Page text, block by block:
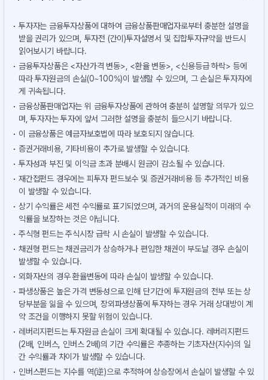
투자자는 금융투자상품에 대하여 금융상품판매업자로부터 충분한 설명을
받을 권리가 있으며, 투자전 (간이)투자설명서 및 집합투자규약을 반드시
읽어보시기 바랍니다.
금융투자상품은 <자산가격 변동>, <환율 변동>, <신용등급 하락> 등에
따라 투자원금의 손실(0~100%)이 발생할 수 있으며, 그 손실은 투자자에
게 귀속됩니다.
금융상품판매업자는 위 금융투자상품에 관하여 충분히 설명할 의무가 있으
며, 투자자는 투자에 앞서 그러한 설명을 충분히 들으시기 바랍니다.
이 금융상품은 예금자보호법에 따라 보호되지 않습니다.
증권거래비용, 기타비용이 추가로 발생할 수 있습니다.
투자성과 부진 및 이익금 초과 분배시 원금이 감소될 수 있습니다.
재간접펀드 경우에는 피투자 펀드보수 및 증권거래비용 등 추가적인 비용
이 발생할 수 있습니다.
상기 수익률은 세전 수익률로 표기되었으며, 과거의 운용실적이 미래의 수
익률을 보장하는 것은 아닙니다.
주식형 펀드는 주식시장 급락 시 손실이 발생할 수 있습니다.
채권형 펀드는 채권금리가 상승하거나 편입한 채권이 부도날 경우 손실이
발생할 수 있습니다.
외화자산의 경우 환율변동에 따라 손실이 발생할 수 있습니다.
파생상품은 높은 가격 변동성으로 인해 단기간에 투자원금의 전부 또는 상
당부분을 잃을 수 있으며, 장외파생상품에 투자하는 경우 거래 상대방이 계
약 조건을 이행하지 못할 위험이 있습니다.
레버리지펀드는 투자원금 손실이 크게 확대될 수 있습니다. 레버리지펀드
(2배, 인버스, 인버스 2배)의 기간 수익률은 추종하는 기초자산(지수)의 일
간 수익률과 차이가 발생할 수 있습니다.
인버스펀드는 지수를 역(逆)으로 추적하여 상승장에서 손실이 발생할 수 있